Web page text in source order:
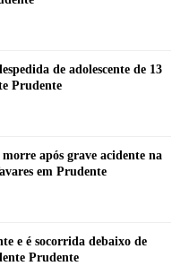
de adolescente de 13
Prudente
morre após grave acidente na
em Prudente
e é socorrida debaixo de
Prudente